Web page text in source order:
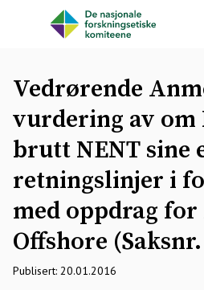
Vedrørende
vurdering av om
brutt NENT sine
retningslinjer i
med oppdrag for
Offshore
Publisert: 20.01.2016